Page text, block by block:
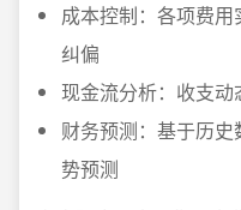
成本控制：各项费
纠偏
现金流分析：收支
财务预测：基于历
势预测